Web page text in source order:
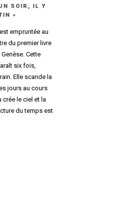
SOIR, IL Y
»
empruntée au
du premier livre
Cette
six fois,
Elle scande la
jours au cours
crée le ciel et la
du temps est